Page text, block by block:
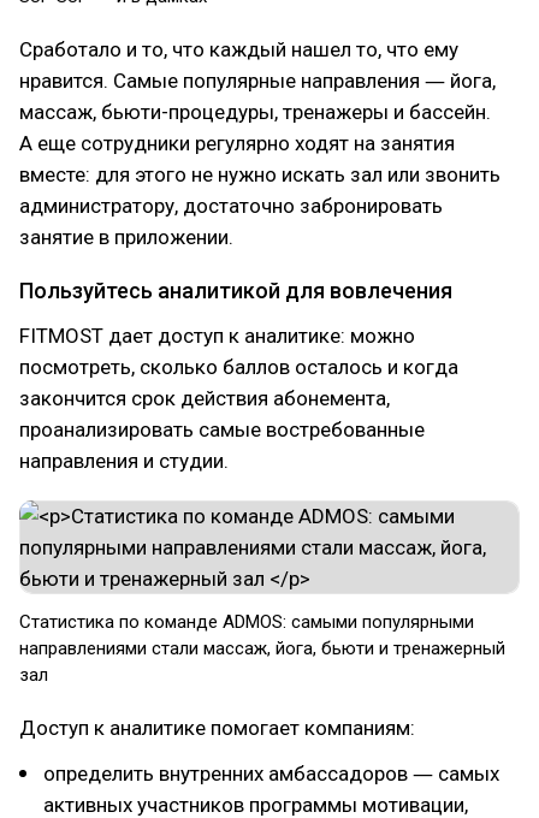
Сработало и то, что каждый нашел то, что ему
нравится. Самые популярные направления ― йога,
массаж, бьюти-процедуры, тренажеры и бассейн.
А еще сотрудники регулярно ходят на занятия
вместе: для этого не нужно искать зал или звонить
администратору, достаточно забронировать
занятие в приложении.
Пользуйтесь аналитикой для вовлечения
FITMOST дает доступ к аналитике: можно
посмотреть, сколько баллов осталось и когда
закончится срок действия абонемента,
проанализировать самые востребованные
направления и студии.
Статистика по команде ADMOS: самыми популярными
направлениями стали массаж, йога, бьюти и тренажерный
зал
Доступ к аналитике помогает компаниям:
определить внутренних амбассадоров ― самых
активных участников программы мотивации,